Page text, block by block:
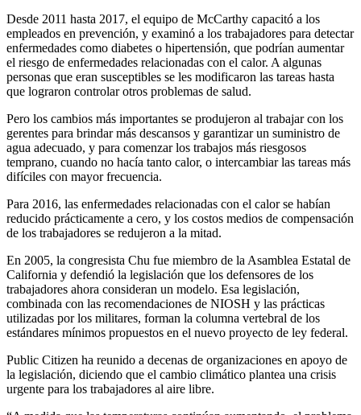
Desde 2011 hasta 2017, el equipo de McCarthy capacitó a los
empleados en prevención, y examinó a los trabajadores para detectar
enfermedades como diabetes o hipertensión, que podrían aumentar
el riesgo de enfermedades relacionadas con el calor. A algunas
personas que eran susceptibles se les modificaron las tareas hasta
que lograron controlar otros problemas de salud.
Pero los cambios más importantes se produjeron al trabajar con los
gerentes para brindar más descansos y garantizar un suministro de
agua adecuado, y para comenzar los trabajos más riesgosos
temprano, cuando no hacía tanto calor, o intercambiar las tareas más
difíciles con mayor frecuencia.
Para 2016, las enfermedades relacionadas con el calor se habían
reducido prácticamente a cero, y los costos medios de compensación
de los trabajadores se redujeron a la mitad.
En 2005, la congresista Chu fue miembro de la Asamblea Estatal de
California y defendió la legislación que los defensores de los
trabajadores ahora consideran un modelo. Esa legislación,
combinada con las recomendaciones de NIOSH y las prácticas
utilizadas por los militares, forman la columna vertebral de los
estándares mínimos propuestos en el nuevo proyecto de ley federal.
Public Citizen ha reunido a decenas de organizaciones en apoyo de
la legislación, diciendo que el cambio climático plantea una crisis
urgente para los trabajadores al aire libre.